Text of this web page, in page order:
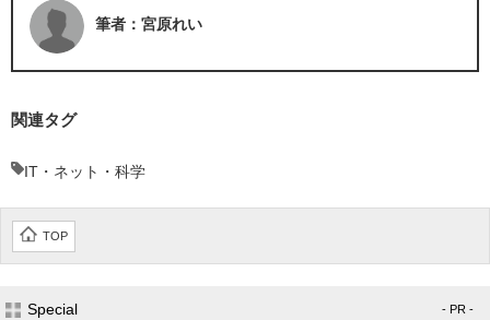
筆者：宮原れい
関連タグ
IT・ネット・科学
TOP
Special - PR -